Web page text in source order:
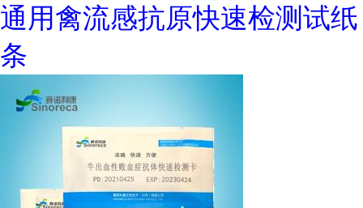
通用禽流感抗原快速检测试纸
条